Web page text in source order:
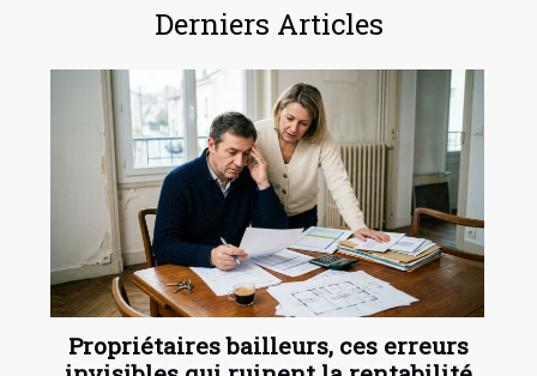
Derniers Articles
Propriétaires bailleurs, ces erreurs